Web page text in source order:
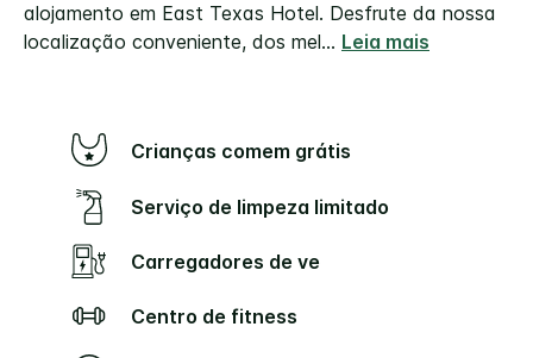
alojamento em East Texas Hotel. Desfrute da nossa
localização conveniente, dos mel... Leia mais
Crianças comem grátis
Serviço de limpeza limitado
Carregadores de ve
Centro de fitness